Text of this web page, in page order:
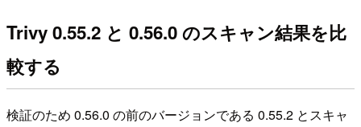
Trivy 0.55.2 と 0.56.0 のスキャン結果を比
較する
検証のため 0.56.0 の前のバージョンである 0.55.2 とスキャ